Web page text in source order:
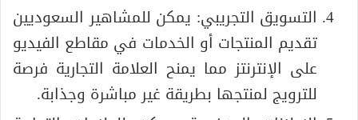
التسويق التجريبي: يمكن للمشاهير السعوديين
تقديم المنتجات أو الخدمات في مقاطع الفيديو
على الإنترنتز مما يمنح العلامة التجارية فرصة
للترويج لمنتجها بطريقة غير مباشرة وجذابة.